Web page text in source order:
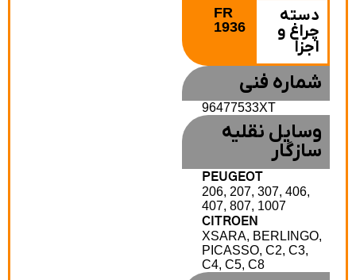
دسته
چراغ و
1936
شماره فنی
96477533XT
وسایل نقلیه
سازگار
PEUGEOT
206, 207, 307, 406,
407, 807, 1007
CITROEN
XSARA, BERLINGO,
PICASSO, C2, C3,
C4, C5, C8